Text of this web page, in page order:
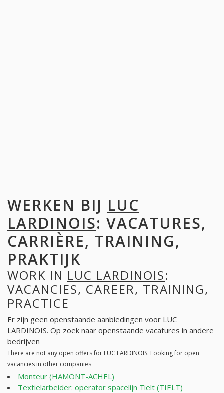
WERKEN BIJ LUC
LARDINOIS: VACATURES,
CARRIÈRE, TRAINING,
PRAKTIJK
WORK IN LUC LARDINOIS:
VACANCIES, CAREER, TRAINING,
PRACTICE
Er zijn geen openstaande aanbiedingen voor LUC
LARDINOIS. Op zoek naar openstaande vacatures in andere
bedrijven
There are not any open offers for LUC LARDINOIS. Looking for open
vacancies in other companies
Monteur (HAMONT-ACHEL)
Textielarbeider: operator spacelijn Tielt (TIELT)